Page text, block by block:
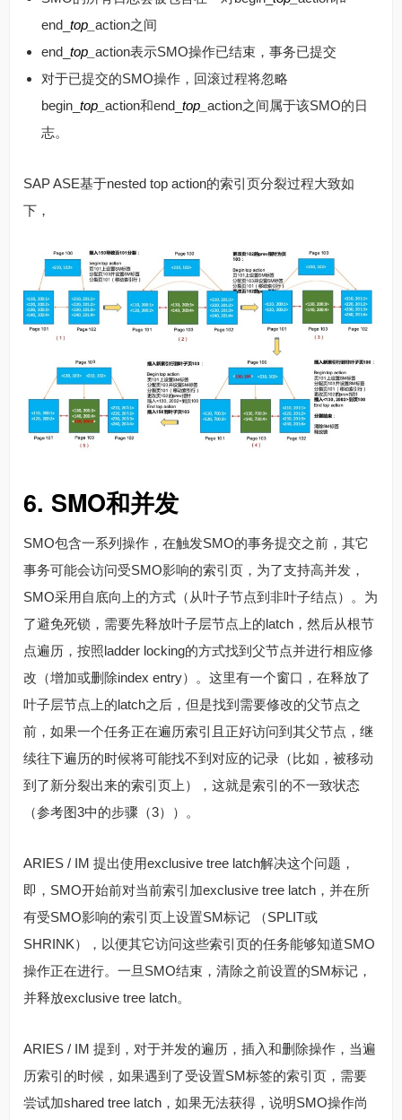
end_ top_ action之间
end_ top_ action表示SMO操作已结束，事务已提交
对于已提交的SMO操作，回滚过程将忽略
begin_ top_ action和end_ top_ action之间属于该SMO的日
志。
SAP ASE基于nested top action的索引页分裂过程大致如
下，
6. SMO和并发
SMO包含一系列操作，在触发SMO的事务提交之前，其它
事务可能会访问受SMO影响的索引页，为了支持高并发，
SMO采用自底向上的方式（从叶子节点到非叶子结点）。为
了避免死锁，需要先释放叶子层节点上的latch，然后从根节
点遍历，按照ladder locking的方式找到父节点并进行相应修
改（增加或删除index entry）。这里有一个窗口，在释放了
叶子层节点上的latch之后，但是找到需要修改的父节点之
前，如果一个任务正在遍历索引且正好访问到其父节点，继
续往下遍历的时候将可能找不到对应的记录（比如，被移动
到了新分裂出来的索引页上），这就是索引的不一致状态
（参考图3中的步骤（3））。
ARIES / IM 提出使用exclusive tree latch解决这个问题，
即，SMO开始前对当前索引加exclusive tree latch，并在所
有受SMO影响的索引页上设置SM标记 （SPLIT或
SHRINK），以便其它访问这些索引页的任务能够知道SMO
操作正在进行。一旦SMO结束，清除之前设置的SM标记，
并释放exclusive tree latch。
ARIES / IM 提到，对于并发的遍历，插入和删除操作，当遍
历索引的时候，如果遇到了受设置SM标签的索引页，需要
尝试加shared tree latch，如果无法获得，说明SMO操作尚